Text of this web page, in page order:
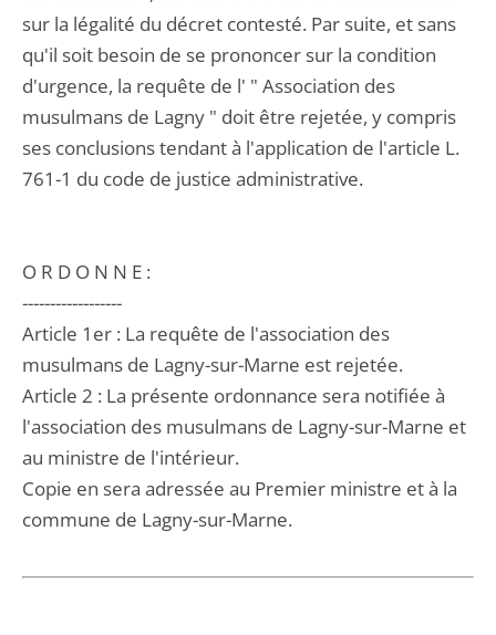
sur la légalité du décret contesté. Par suite, et sans
qu'il soit besoin de se prononcer sur la condition
d'urgence, la requête de l' " Association des
musulmans de Lagny " doit être rejetée, y compris
ses conclusions tendant à l'application de l'article L.
761-1 du code de justice administrative.
O R D O N N E :
------------------
Article 1er : La requête de l'association des
musulmans de Lagny-sur-Marne est rejetée.
Article 2 : La présente ordonnance sera notifiée à
l'association des musulmans de Lagny-sur-Marne et
au ministre de l'intérieur.
Copie en sera adressée au Premier ministre et à la
commune de Lagny-sur-Marne.